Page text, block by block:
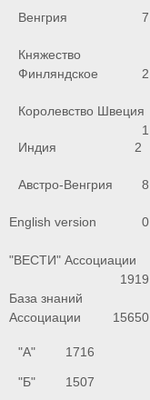
Венгрия 7
Княжество
Финляндское
2
Королевство Швеция
1
Индия
2
Австро-Венгрия 8
English version 0
"ВЕСТИ" Ассоциации
1919
База знаний
Ассоциации
15650
"А" 1716
"Б" 1507